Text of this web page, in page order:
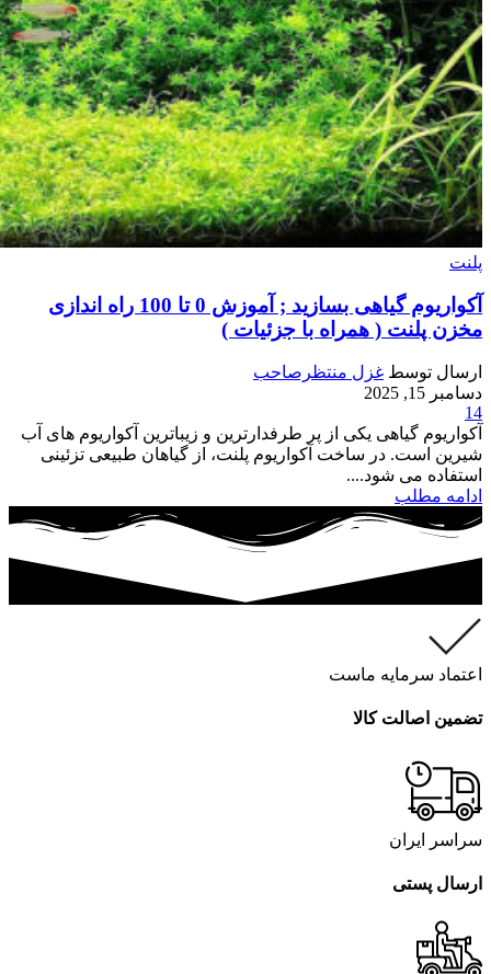
پلنت
آکواریوم گیاهی بسازید ; آموزش 0 تا 100 راه اندازی
مخزن پلنت ( همراه با جزئیات )
ارسال توسط غزل منتظرصاحب
دسامبر 15, 2025
14
آکواریوم گیاهی یکی از پر طرفدارترین و زیباترین آکواریوم های آب
شیرین است. در ساخت آکواریوم پلنت، از گیاهان طبیعی تزئینی
استفاده می شود....
ادامه مطلب
اعتماد سرمایه ماست
تضمین اصالت کالا
سراسر ایران
ارسال پستی